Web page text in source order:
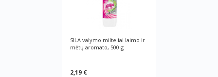
SILA valymo milteliai laimo ir
mėtų aromato, 500 g
2,19 €